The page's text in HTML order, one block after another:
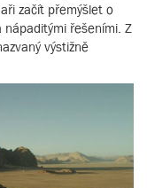
začít přemýšlet o
řešeními. Z
výstižně